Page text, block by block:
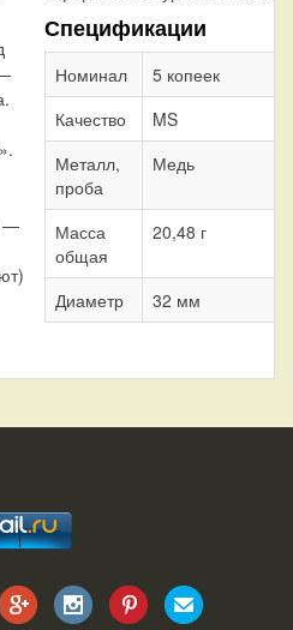
—
Спецификации
Номинал
5 копеек
Качество
MS
Металл,
проба
Медь
Масса
общая
20,48 г
Диаметр 32 мм